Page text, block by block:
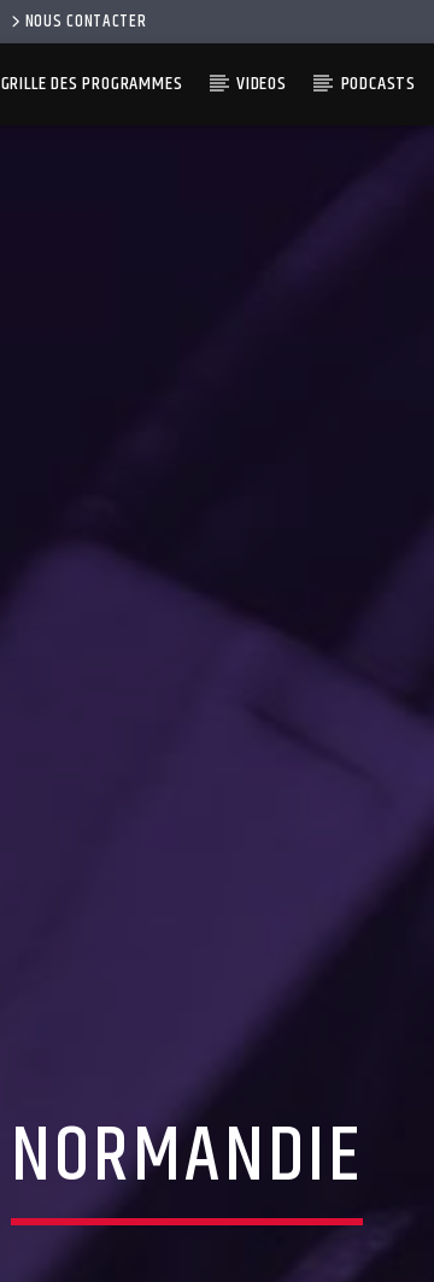
NOUS CONTACTER
GRILLE DES PROGRAMMES VIDEOS PODCASTS
NORMANDIE